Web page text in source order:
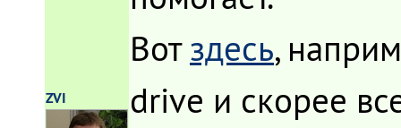
ZVI
Вотздесь,
drive и скорее